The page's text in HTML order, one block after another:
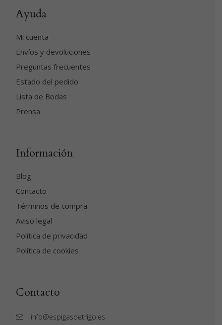
Ayuda
Mi cuenta
Envíos y devoluciones
Preguntas frecuentes
Estado del pedido
Lista de Bodas
Prensa
Información
Blog
Contacto
Términos de compra
Aviso legal
Política de privacidad
Política de cookies
Contacto
info@espigasdetrigo.es